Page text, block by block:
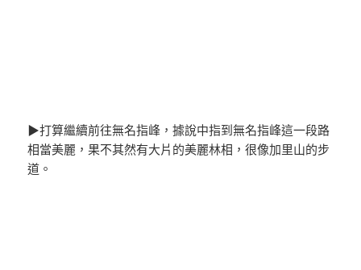
▶打算繼續前往無名指峰，據說中指到無名指峰這一段路
相當美麗，果不其然有大片的美麗林相，很像加里山的步
道。